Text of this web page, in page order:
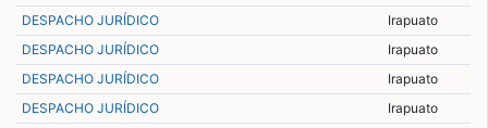
DESPACHO JURÍDICO
Irapuato
DESPACHO JURÍDICO
Irapuato
DESPACHO JURÍDICO
Irapuato
DESPACHO JURÍDICO
Irapuato